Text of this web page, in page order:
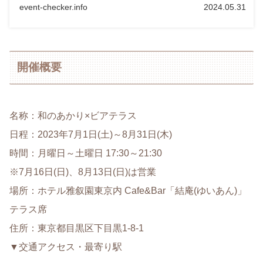
event-checker.info 2024.05.31
開催概要
名称：和のあかり×ビアテラス
日程：2023年7月1日(土)～8月31日(木)
時間：月曜日～土曜日 17:30～21:30
※7月16日(日)、8月13日(日)は営業
場所：ホテル雅叙園東京内 Cafe&Bar「結庵(ゆいあん)」
テラス席
住所：東京都目黒区下目黒1-8-1
▼交通アクセス・最寄り駅